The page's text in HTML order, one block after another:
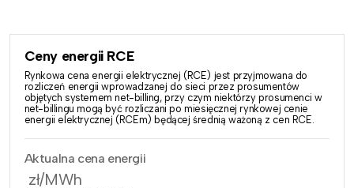
Ceny energii RCE
Rynkowa cena energii elektrycznej (RCE) jest przyjmowana do
rozliczeń energii wprowadzanej do sieci przez prosumentów
objętych systemem net-billing, przy czym niektórzy prosumenci w
net-billingu mogą być rozliczani po miesięcznej rynkowej cenie
energii elektrycznej (RCEm) będącej średnią ważoną z cen RCE.
Aktualna cena energii
zł/MWh